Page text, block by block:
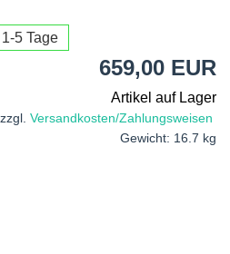
5 Tage
659,00 EUR
Artikel auf Lager
Versandkosten/Zahlungsweisen
Gewicht: 16.7 kg